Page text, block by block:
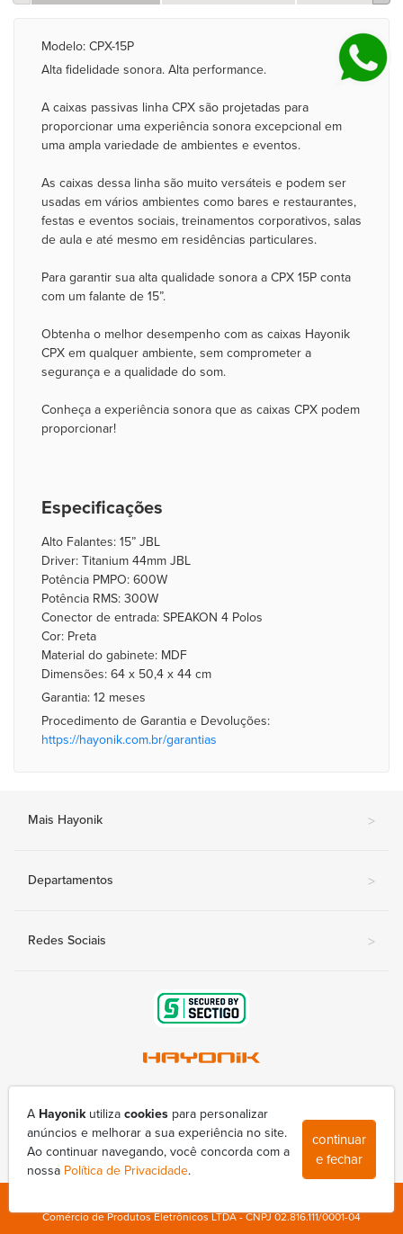
Modelo: CPX-15P
Alta fidelidade sonora. Alta performance.
A caixas passivas linha CPX são projetadas para
proporcionar uma experiência sonora excepcional em
uma ampla variedade de ambientes e eventos.
As caixas dessa linha são muito versáteis e podem ser
usadas em vários ambientes como bares e restaurantes,
festas e eventos sociais, treinamentos corporativos, salas
de aula e até mesmo em residências particulares.
Para garantir sua alta qualidade sonora a CPX 15P conta
com um falante de 15”.
Obtenha o melhor desempenho com as caixas Hayonik
CPX em qualquer ambiente, sem comprometer a
segurança e a qualidade do som.
Conheça a experiência sonora que as caixas CPX podem
proporcionar!
Especificações
Alto Falantes: 15” JBL
Driver: Titanium 44mm JBL
Potência PMPO: 600W
Potência RMS: 300W
Conector de entrada: SPEAKON 4 Polos
Cor: Preta
Material do gabinete: MDF
Dimensões: 64 x 50,4 x 44 cm
Garantia: 12 meses
Procedimento de Garantia e Devoluções:
https://hayonik.com.br/garantias
Mais Hayonik >
Departamentos >
Redes Sociais >
(43) 3377-9800
hayonik@hayonik.com.br
Segunda à sexta das 8h00 às 17h50
Comércio de Produtos Eletrônicos LTDA - CNPJ 02.816.111/0001-04
A Hayonikutiliza cookies para personalizar
anúncios e melhorar a sua experiência no site.
Ao continuar navegando, você concorda com a
nossa Política de Privacidade.
continuar
e fechar